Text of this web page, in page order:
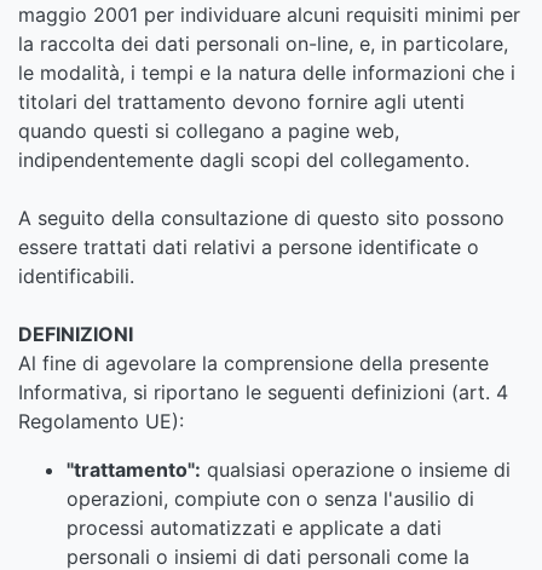
maggio 2001 per individuare alcuni requisiti minimi per
la raccolta dei dati personali on-line, e, in particolare,
le modalità, i tempi e la natura delle informazioni che i
titolari del trattamento devono fornire agli utenti
quando questi si collegano a pagine web,
indipendentemente dagli scopi del collegamento.
A seguito della consultazione di questo sito possono
essere trattati dati relativi a persone identificate o
identificabili.
DEFINIZIONI
Al fine di agevolare la comprensione della presente
Informativa, si riportano le seguenti definizioni (art. 4
Regolamento UE):
"trattamento": qualsiasi operazione o insieme di
operazioni, compiute con o senza l'ausilio di
processi automatizzati e applicate a dati
personali o insiemi di dati personali come la